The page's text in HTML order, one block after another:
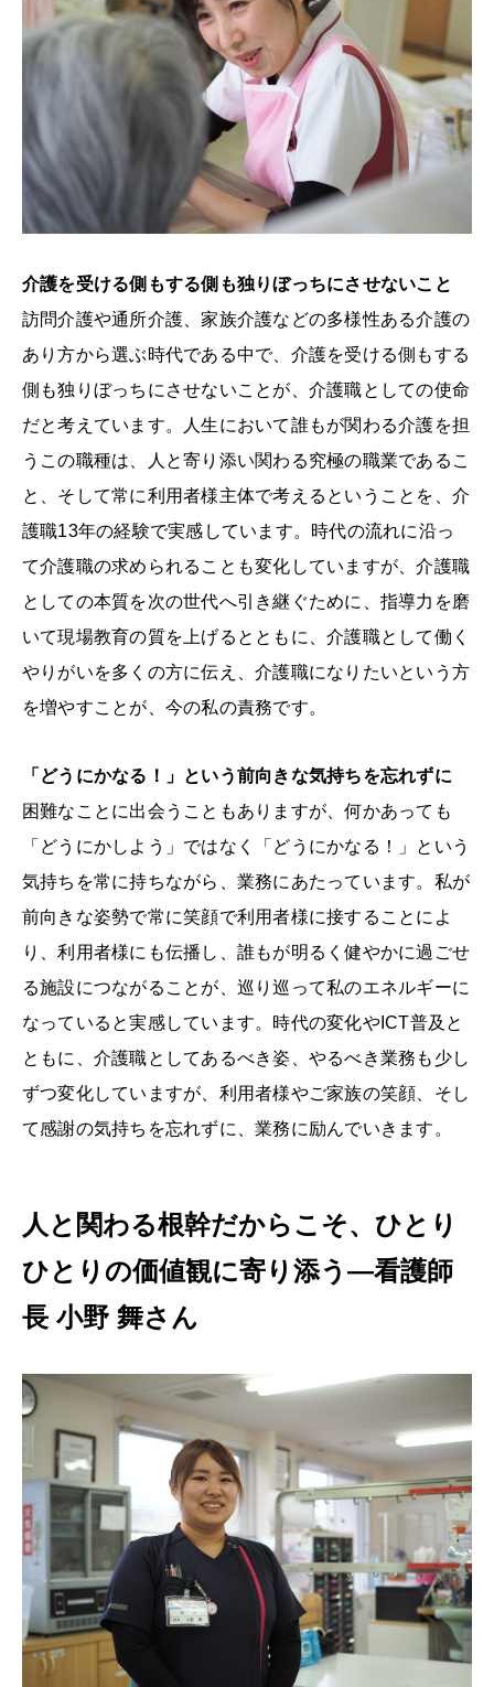
介護を受ける側もする側も独りぼっちにさせないこと
訪問介護や通所介護、家族介護などの多様性ある介護の
あり方から選ぶ時代である中で、介護を受ける側もする
側も独りぼっちにさせないことが、介護職としての使命
だと考えています。人生において誰もが関わる介護を担
うこの職種は、人と寄り添い関わる究極の職業であるこ
と、そして常に利用者様主体で考えるということを、介
護職13年の経験で実感しています。時代の流れに沿っ
て介護職の求められることも変化していますが、介護職
としての本質を次の世代へ引き継ぐために、指導力を磨
いて現場教育の質を上げるとともに、介護職として働く
やりがいを多くの方に伝え、介護職になりたいという方
を増やすことが、今の私の責務です。
「どうにかなる！」という前向きな気持ちを忘れずに
困難なことに出会うこともありますが、何かあっても
「どうにかしよう」ではなく「どうにかなる！」という
気持ちを常に持ちながら、業務にあたっています。私が
前向きな姿勢で常に笑顔で利用者様に接することによ
り、利用者様にも伝播し、誰もが明るく健やかに過ごせ
る施設につながることが、巡り巡って私のエネルギーに
なっていると実感しています。時代の変化やICT普及と
ともに、介護職としてあるべき姿、やるべき業務も少し
ずつ変化していますが、利用者様やご家族の笑顔、そし
て感謝の気持ちを忘れずに、業務に励んでいきます。
人と関わる根幹だからこそ、ひとり
ひとりの価値観に寄り添う ―看護師
長 小野 舞さん